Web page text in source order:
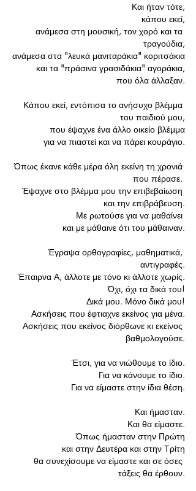
Και ήταν τότε,
κάπου εκεί,
ανάμεσα στη μουσική, τον χορό και τα
τραγούδια,
ανάμεσα στα "λευκά μανιταράκια" κοριτσάκια
και τα "πράσινα γρασιδάκια" αγοράκια,
που όλα άλλαξαν.
Κάπου εκεί, εντόπισα το ανήσυχο βλέμμα
του παιδιού μου,
που έψαχνε ένα άλλο οικείο βλέμμα
για να πιαστεί και να πάρει κουράγιο.
Όπως έκανε κάθε μέρα όλη εκείνη τη χρονιά
που πέρασε.
Έψαχνε στο βλέμμα μου την επιβεβαίωση
και την επιβράβευση.
Με ρωτούσε για να μαθαίνει
και με μάθαινε ότι του μάθαιναν.
Έγραψα ορθογραφίες, μαθηματικά,
αντιγραφές.
Έπαιρνα Α, άλλοτε με τόνο κι άλλοτε χωρίς.
Όχι, όχι τα δικά του!
Δικά μου. Μόνο δικά μου!
Ασκήσεις που έφτιαχνε εκείνος για μένα.
Ασκήσεις που εκείνος διόρθωνε κι εκείνος
βαθμολογούσε.
Έτσι, για να νιώθουμε το ίδιο.
Για να κάνουμε το ίδιο.
Για να είμαστε στην ίδια θέση.
Και ήμασταν.
Και θα είμαστε.
Όπως ήμασταν στην Πρώτη
και στην Δευτέρα και στην Τρίτη
θα συνεχίσουμε να είμαστε και σε όσες
τάξεις θα έρθουν.